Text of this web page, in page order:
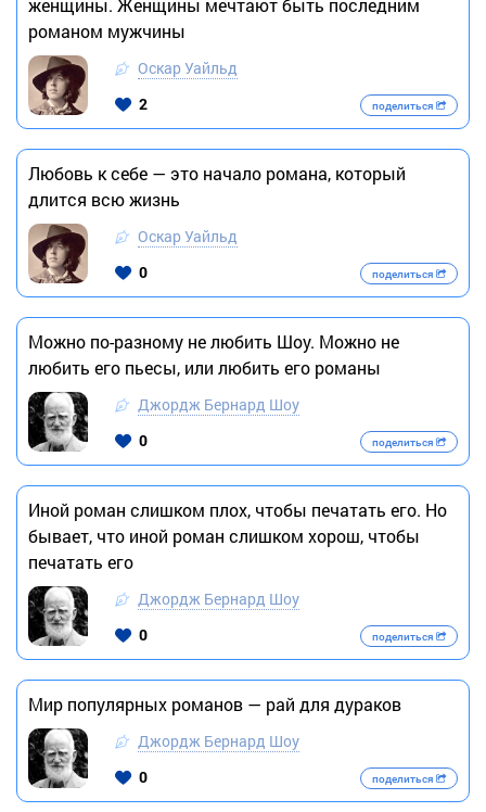
романом мужчины
Оскар Уайльд
2
поделиться
Любовь к себе — это начало романа, который
длится всю жизнь
Оскар Уайльд
0
поделиться
Можно по-разному не любить Шоу. Можно не
любить его пьесы, или любить его романы
Джордж Бернард Шоу
0
поделиться
Иной роман слишком плох, чтобы печатать его. Но
бывает, что иной роман слишком хорош, чтобы
печатать его
Джордж Бернард Шоу
0
поделиться
Мир популярных романов — рай для дураков
Джордж Бернард Шоу
0
поделиться